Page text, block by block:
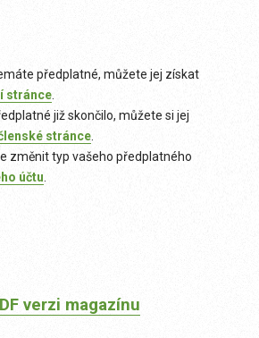
předplatné, můžete jej získat
stránce.
již skončilo, můžete si jej
stránce.
změnit typ vašeho předplatného
účtu.
verzi magazínu